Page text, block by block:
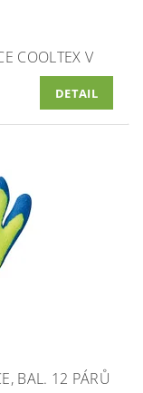
COOLTEX V
DETAIL
BAL. 12 PÁRŮ